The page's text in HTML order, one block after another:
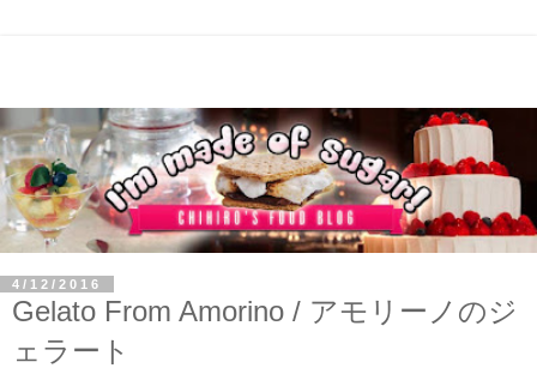
4/12/2016
Gelato From Amorino / アモリーノのジ
ェラート